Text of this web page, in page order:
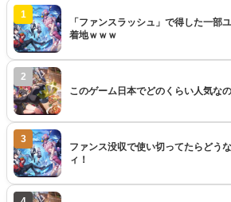
1
「ファンスラッシュ」で得した一部
着地ｗｗｗ
2
このゲーム日本でどのくらい人気な
3
ファンス没収で使い切ってたらどう
ィ！